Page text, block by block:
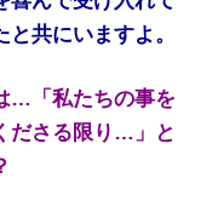
共にいますよ。
…「私たちの事を
ださる限り…」と